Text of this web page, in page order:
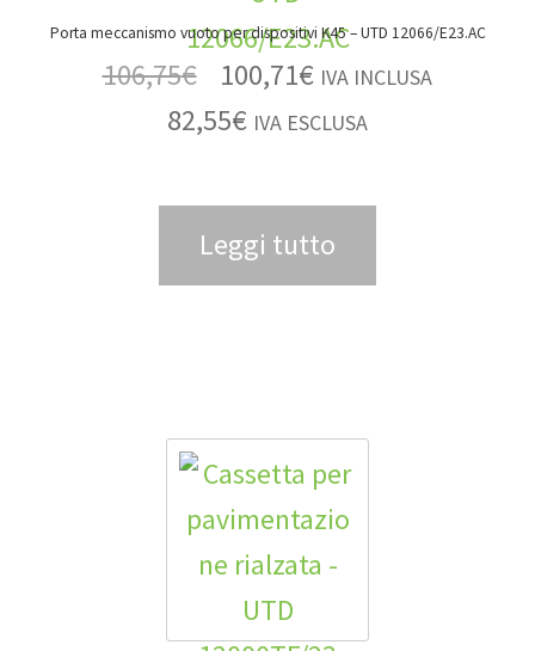
Porta meccanismo vuoto per dispositivi K45 – UTD 12066/E23.AC
106,75€ 100,71€ IVA INCLUSA
82,55€ IVA ESCLUSA
Leggi tutto